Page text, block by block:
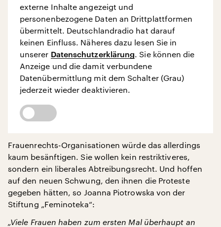
externe Inhalte angezeigt und
personenbezogene Daten an Drittplattformen
übermittelt. Deutschlandradio hat darauf
keinen Einfluss. Näheres dazu lesen Sie in
unserer Datenschutzerklärung. Sie können die
Anzeige und die damit verbundene
Datenübermittlung mit dem Schalter (Grau)
jederzeit wieder deaktivieren.
Frauenrechts-Organisationen würde das allerdings
kaum besänftigen. Sie wollen kein restriktiveres,
sondern ein liberales Abtreibungsrecht. Und hoffen
auf den neuen Schwung, den ihnen die Proteste
gegeben hätten, so Joanna Piotrowska von der
Stiftung „Feminoteka“:
„Viele Frauen haben zum ersten Mal überhaupt an